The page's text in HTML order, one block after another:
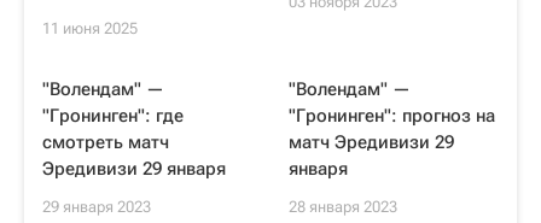
11 июня 2025
"Волендам" —
"Гронинген": где
смотреть матч
Эредивизи 29 января
29 января 2023
"Волендам" —
"Гронинген": прогноз на
матч Эредивизи 29
января
28 января 2023